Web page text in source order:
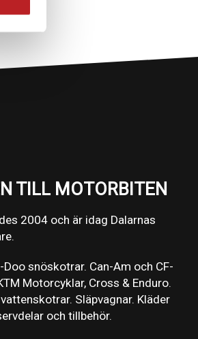
TILL MOTORBITEN
2004 och är idag Dalarnas
snöskotrar. Can-Am och CF-
Motorcyklar, Cross & Enduro.
Släpvagnar. Kläder
och tillbehör.